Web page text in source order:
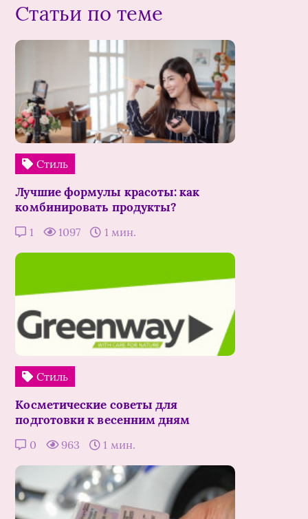
Статьи по теме
Стиль
Лучшие формулы красоты: как
комбинировать продукты?
1 1097 1 мин.
Стиль
Косметические советы для
подготовки к весенним дням
0 963 1 мин.